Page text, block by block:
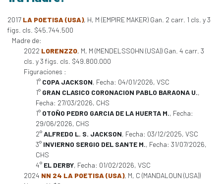
2017 LA POETISA (USA), H, M (EMPIRE MAKER) Gan. 2 carr. 1 cls. y 3
figs. cls. $45.744.500
Madre de:
2022 LORENZZO, M, M (MENDELSSOHN (USA)) Gan. 4 carr. 3
cls. y 3 figs. cls. $49.800.000
Figuraciones :
1° COPA JACKSON, Fecha: 04/01/2026, VSC
1° GRAN CLASICO CORONACION PABLO BARAONA U.,
Fecha: 27/03/2026, CHS
1° OTOÑO PEDRO GARCIA DE LA HUERTA M., Fecha:
29/06/2026, CHS
2°ALFREDO L. S. JACKSON, Fecha: 03/12/2025, VSC
3° INVIERNO SERGIO DEL SANTE M., Fecha: 31/07/2026,
CHS
4° EL DERBY, Fecha: 01/02/2026, VSC
2024 NN 24 LA POETISA (USA), M, C (MANDALOUN (USA))